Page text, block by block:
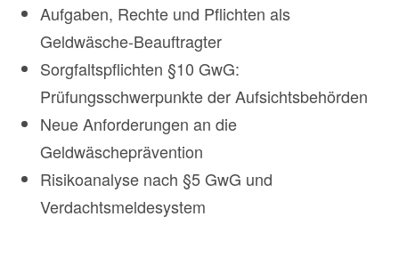
Aufgaben, Rechte und Pflichten als
Geldwäsche-Beauftragter
Sorgfaltspflichten §10 GwG:
Prüfungsschwerpunkte der Aufsichtsbehörden
Neue Anforderungen an die
Geldwäscheprävention
Risikoanalyse nach §5 GwG und
Verdachtsmeldesystem